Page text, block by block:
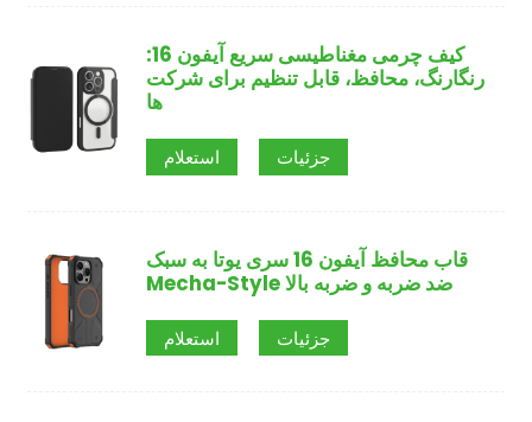
کیف چرمی مغناطیسی سریع آیفون 16:
رنگارنگ، محافظ، قابل تنظیم برای شرکت
ها
استعلام جزئیات
قاب محافظ آیفون 16 سری یوتا به سبک
Mecha-Style ضد ضربه و ضربه بالا
استعلام جزئیات